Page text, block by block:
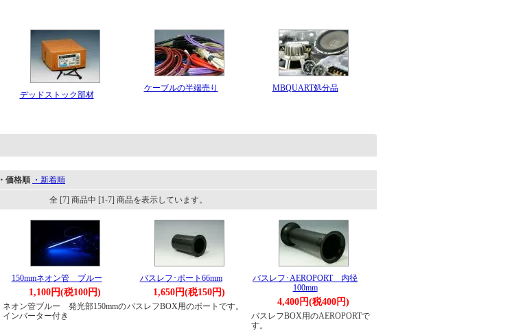
デッドストック部材
ケーブルの半端売り MBQUART処分品
・価格順 ・新着順
全 [7] 商品中 [1-7] 商品を表示しています。
150mmネオン管 ブルー
1,100円(税100円)
ネオン管ブルー 発光部150mmの
インバーター付き
バスレフ･ポート66mm
1,650円(税150円)
バスレフBOX用のポートです。
バスレフ･AEROPORT 内径
100mm
4,400円(税400円)
バスレフBOX用のAEROPORTで
す。